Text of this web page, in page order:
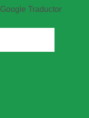
Traductor